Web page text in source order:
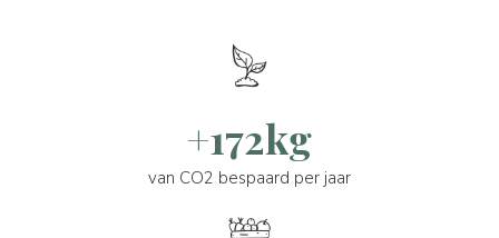
+172kg
van CO2 bespaard per jaar